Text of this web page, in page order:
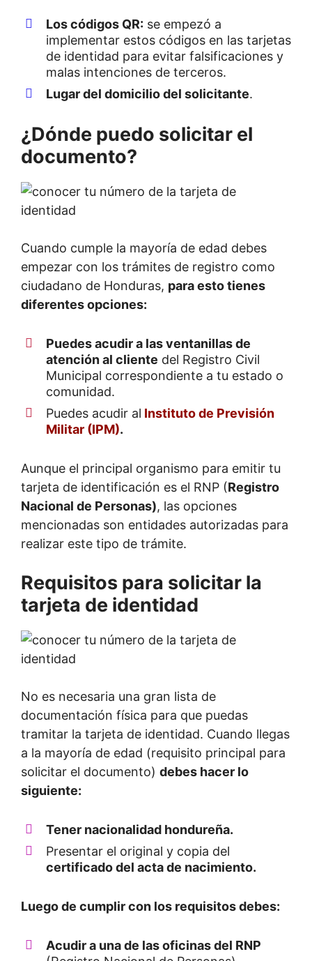
Los códigos QR: se empezó a
implementar estos códigos en las tarjetas
de identidad para evitar falsificaciones y
malas intenciones de terceros.
Lugar del domicilio del solicitante.
¿Dónde puedo solicitar el
documento?
Cuando cumple la mayoría de edad debes
empezar con los trámites de registro como
ciudadano de Honduras, para esto tienes
diferentes opciones:
Puedes acudir a las ventanillas de
atención al cliente del Registro Civil
Municipal correspondiente a tu estado o
comunidad.
Puedes acudir al Instituto de Previsión
Militar (IPM).
Aunque el principal organismo para emitir tu
tarjeta de identificación es el RNP (Registro
Nacional de Personas), las opciones
mencionadas son entidades autorizadas para
realizar este tipo de trámite.
Requisitos para solicitar la
tarjeta de identidad
No es necesaria una gran lista de
documentación física para que puedas
tramitar la tarjeta de identidad. Cuando llegas
a la mayoría de edad (requisito principal para
solicitar el documento) debes hacer lo
siguiente:
Tener nacionalidad hondureña.
Presentar el original y copia del
certificado del acta de nacimiento.
Luego de cumplir con los requisitos debes:
Acudir a una de las oficinas del RNP